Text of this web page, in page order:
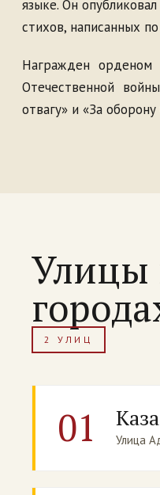
языке. Он
стихов, написанных
Награжден
Отечественной
отвагу» и «За оборону
Улицы
2 УЛИЦ
01 Улица